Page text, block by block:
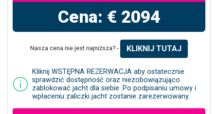
Cena: € 2094
Nasza cena nie jest najniższa? - KLIKNIJ TUTAJ
Kliknij WSTĘPNA REZERWACJA aby ostatecznie
sprawdzić dostępność oraz niezobowiązująco
zablokować jacht dla siebie. Po podpisaniu umowy i
wpłaceniu zaliczki jacht zostanie zarezerwowany.